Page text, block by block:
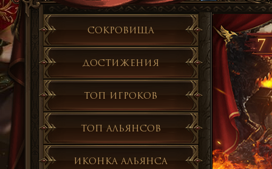
Сокровища
Достижения
Топ игроков
Топ альянсов
Иконка альянса
7